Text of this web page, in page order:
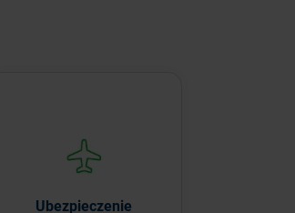
Ubezpieczenie
przedmioty podczas
podróży.